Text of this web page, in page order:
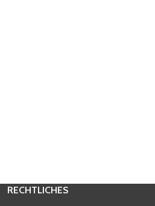
RECHTLICHES